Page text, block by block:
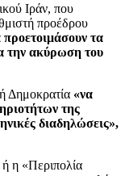
Ιράν, που
προέδρου
προετοιμάσουν τα
την ακύρωση του
Δημοκρατία «να
της
διαδηλώσεις»,
η «Περιπολία